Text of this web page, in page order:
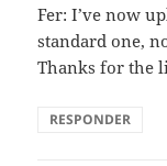
Fer: I’ve now
standard one,
Thanks for the
RESPONDER